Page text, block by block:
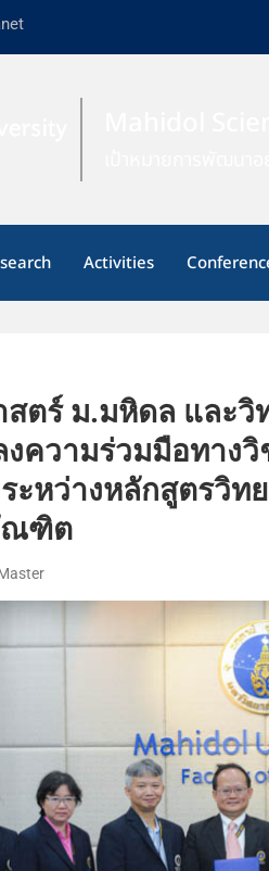
Activities
ตร์ ม.มหิดล และวิ
ความร่วมมือทางวิ
ะหว่างหลักสูตรวิ
ณฑิต